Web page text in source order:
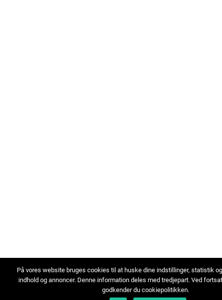
På vores website bruges cookies til at huske dine indstillinger, statistik
indhold og annoncer. Denne information deles med tredjepart. Ved
godkender du cookiepolitikken.